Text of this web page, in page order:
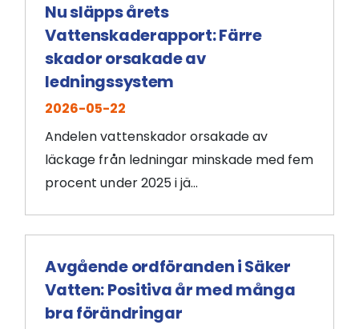
2026-05-22
Nu släpps årets
Vattenskaderapport: Färre
skador orsakade av
ledningssystem
Andelen vattenskador orsakade av
läckage från ledningar minskade med fem
procent under 2025 i jä...
Avgående ordföranden i Säker
Vatten: Positiva år med många
bra förändringar